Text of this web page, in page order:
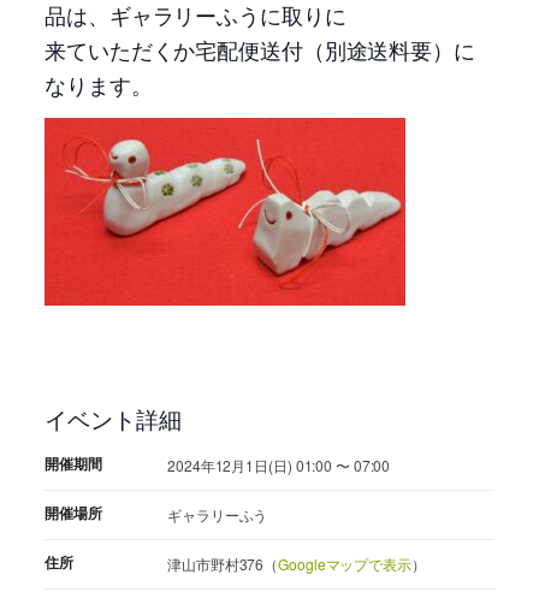
品は、ギャラリーふうに取りに
来ていただくか宅配便送付（別途送料要）に
なります。
イベント詳細
開催期間 2024年12月1日(日) 01:00 〜 07:00
開催場所 ギャラリーふう
住所 津山市野村376（Googleマップで表示）